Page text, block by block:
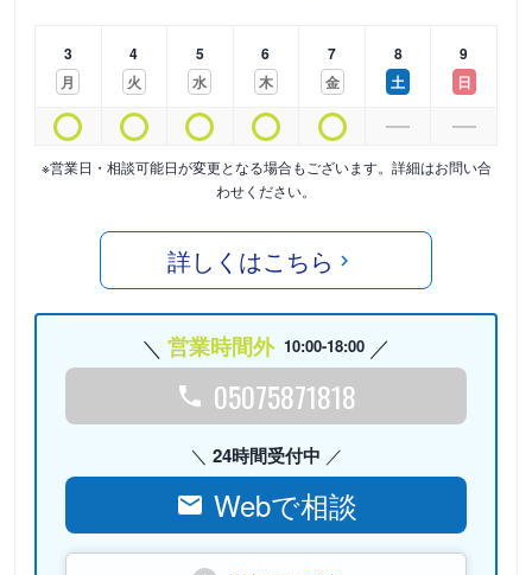
3
月
4
火
5
水
6
木
7
金
8
土
9
日
※営業日・相談可能日が変更となる場合もございます。詳細はお問い合
わせください。
詳しくはこちら
営業時間外 10:00-18:00
05075871818
24時間受付中
Webで相談